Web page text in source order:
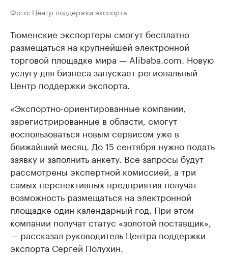
Фото: Центр поддержки экспорта
Тюменские экспортеры смогут бесплатно
размещаться на крупнейшей электронной
торговой площадке мира — Alibaba.com. Новую
услугу для бизнеса запускает региональный
Центр поддержки экспорта.
«Экспортно-ориентированные компании,
зарегистрированные в области, смогут
воспользоваться новым сервисом уже в
ближайший месяц. До 15 сентября нужно подать
заявку и заполнить анкету. Все запросы будут
рассмотрены экспертной комиссией, а три
самых перспективных предприятия получат
возможность размещаться на электронной
площадке один календарный год. При этом
компании получат статус «золотой поставщик»,
— рассказал руководитель Центра поддержки
экспорта Сергей Полухин.